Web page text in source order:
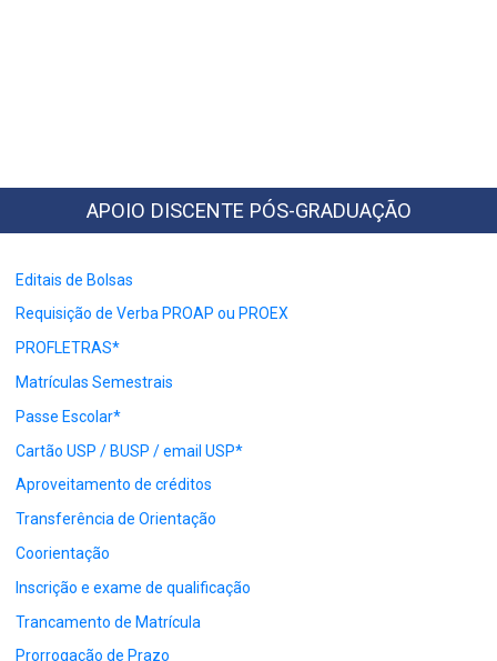
APOIO DISCENTE PÓS-GRADUAÇÃO
Editais de Bolsas
Requisição de Verba PROAP ou PROEX
PROFLETRAS*
Matrículas Semestrais
Passe Escolar*
Cartão USP / BUSP / email USP*
Aproveitamento de créditos
Transferência de Orientação
Coorientação
Inscrição e exame de qualificação
Trancamento de Matrícula
Prorrogação de Prazo